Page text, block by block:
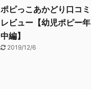
ポピっこあかどり口コミ
レビュー【幼児ポピー年
中編】
2019/12/6